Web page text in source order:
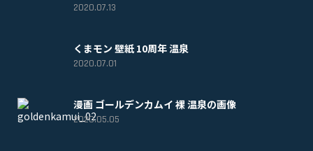
2020.07.13
くまモン 壁紙 10周年 温泉
2020.07.01
漫画 ゴールデンカムイ 裸 温泉の画像
2020.05.05